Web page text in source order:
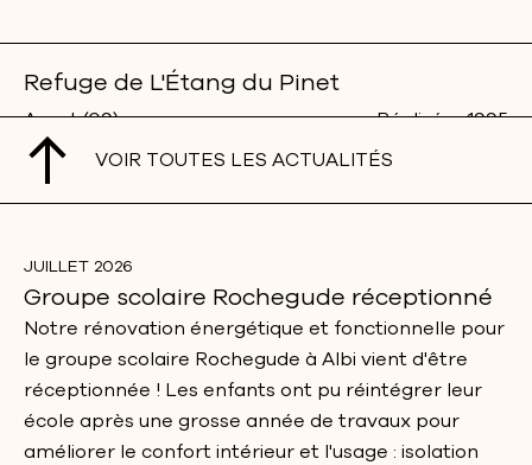
Refuge de L'Étang du Pinet
Réalisé
Auzat (09) 1995
JUILLET 2026
Groupe scolaire Rochegude réceptionné
Notre rénovation énergétique et fonctionnelle pour
le groupe scolaire Rochegude à Albi vient d'être
réceptionnée ! Les enfants ont pu réintégrer leur
école après une grosse année de travaux pour
améliorer le confort intérieur et l'usage : isolation
VOIR TOUTES LES ACTUALITÉS